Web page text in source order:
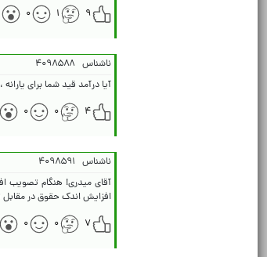
۹
۱ ۰
ناشناس ۴۰۹۸۵۸۸
آیا درآمد قید شما برای
۴
۰ ۰
ناشناس ۴۰۹۸۵۹۱
افزایش اندک حقوق در مقابل
۷
۰ ۰